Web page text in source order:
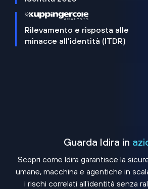
Rilevamento e risposta alle
minacce all'identità (ITDR)
Guarda Idira in
Scopri come Idira garantisce la
umane, macchina e agentiche in
i rischi correlati all'identità senza